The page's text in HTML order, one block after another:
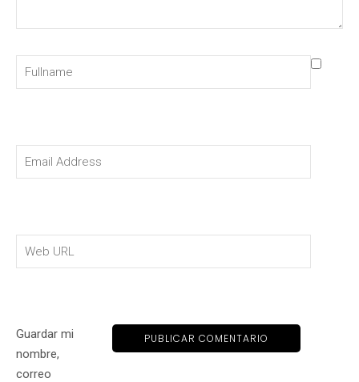
Guardar mi
nombre,
correo